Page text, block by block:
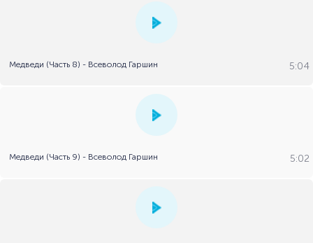
Медведи (Часть 8) - Всеволод Гаршин 5:04
Медведи (Часть 9) - Всеволод Гаршин 5:02